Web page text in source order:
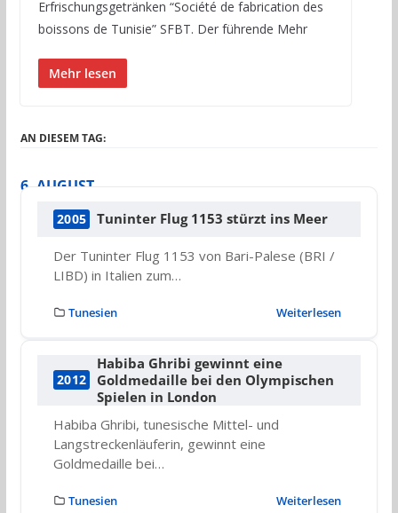
Erfrischungsgetränken “Société de fabrication des
boissons de Tunisie” SFBT. Der führende Mehr
Mehr lesen
AN DIESEM TAG:
6. AUGUST
2005 Tuninter Flug 1153 stürzt ins Meer
Der Tuninter Flug 1153 von Bari-Palese (BRI /
LIBD) in Italien zum…
Tunesien Weiterlesen
2012
Habiba Ghribi gewinnt eine
Goldmedaille bei den Olympischen
Spielen in London
Habiba Ghribi, tunesische Mittel- und
Langstreckenläuferin, gewinnt eine
Goldmedaille bei…
Tunesien Weiterlesen